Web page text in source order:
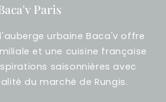
Paris
urbaine Baca'v offre
et une cuisine française
saisonnières avec
du marché de Rungis.